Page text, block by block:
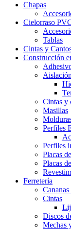
Chapas
Cielorraso
Tablas
Cintas y
Construcción
Aislación
Cintas y
Masillas
Perfiles
Perfiles
Placas
Placas
Ferretería
Cintas
Discos
Mechas